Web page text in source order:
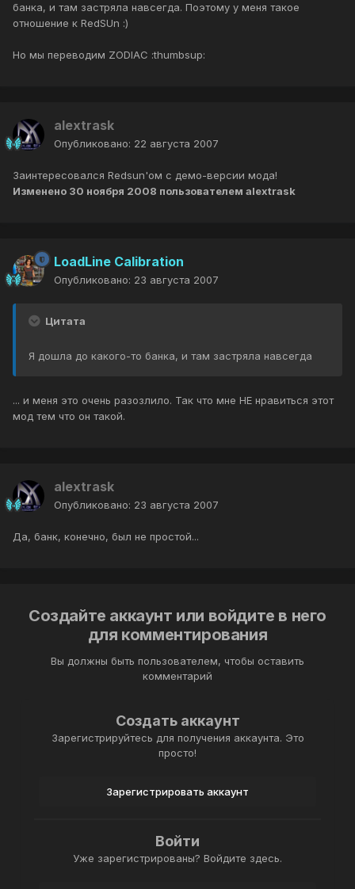
банка, и там застряла навсегда. Поэтому у меня такое
отношение к RedSUn :)
Но мы переводим ZODIAC :thumbsup:
alextrask
Опубликовано: 22 августа 2007
Заинтересовался Redsun'ом с демо-версии мода!
Изменено 30 ноября 2008 пользователем alextrask
LoadLine Calibration
Опубликовано: 23 августа 2007
Цитата
Я дошла до какого-то банка, и там застряла навсегда
... и меня это очень разозлило. Так что мне НЕ нравиться этот
мод тем что он такой.
alextrask
Опубликовано: 23 августа 2007
Да, банк, конечно, был не простой...
Создайте аккаунт или войдите в него
для комментирования
Вы должны быть пользователем, чтобы оставить
комментарий
Создать аккаунт
Зарегистрируйтесь для получения аккаунта. Это
просто!
Зарегистрировать аккаунт
Войти
Уже зарегистрированы? Войдите здесь.